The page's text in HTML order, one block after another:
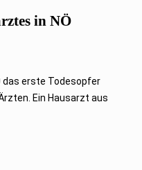
in NÖ
das erste Todesopfer
Ein Hausarzt aus